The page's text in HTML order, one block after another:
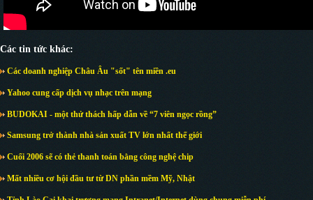
Các tin tức khác:
Các doanh nghiệp Châu Âu "sốt" tên miền .eu
Yahoo cung cấp dịch vụ nhạc trên mạng
BUDOKAI - một thử thách hấp dẫn về “7 viên ngọc rồng”
Samsung trở thành nhà sản xuất TV lớn nhất thế giới
Cuối 2006 sẽ có thẻ thanh toán bằng công nghệ chip
Mất nhiều cơ hội đầu tư từ DN phần mềm Mỹ, Nhật